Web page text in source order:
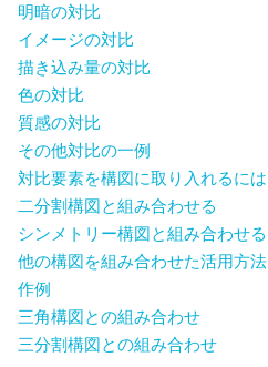
明暗の対比
イメージの対比
描き込み量の対比
色の対比
質感の対比
その他対比の一例
対比要素を構図に取り入れるには
二分割構図と組み合わせる
シンメトリー構図と組み合わせる
他の構図を組み合わせた活用方法
作例
三角構図との組み合わせ
三分割構図との組み合わせ